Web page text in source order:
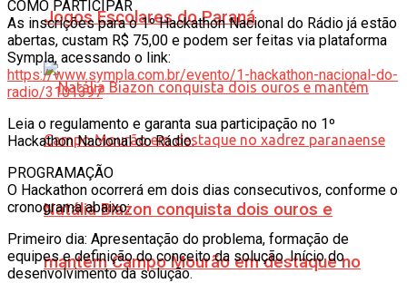
Jogos Escolares do Paraná
Natália Biazon conquista dois ouros e
mantém Campo Mourão em destaque no
COMO PARTICIPAR
As inscrições para o 1º Hackathon Nacional do Rádio já estão
abertas, custam R$ 75,00 e podem ser feitas via plataforma
Sympla, acessando o link:
https://www.sympla.com.br/evento/1-hackathon-nacional-do-
radio/3101397
Leia o regulamento e garanta sua participação no 1º
Hackathon Nacional do Rádio.
PROGRAMAÇÃO
O Hackathon ocorrerá em dois dias consecutivos, conforme o
cronograma abaixo:
Primeiro dia: Apresentação do problema, formação de
equipes e definição do conceito da solução. Início do
desenvolvimento da solução.